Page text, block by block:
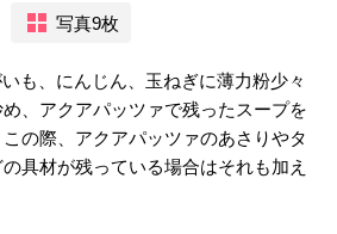
写真9枚
も、にんじん、玉ねぎに薄力粉少々
、アクアパッツァで残ったスープを
の際、アクアパッツァのあさりやタ
具材が残っている場合はそれも加え